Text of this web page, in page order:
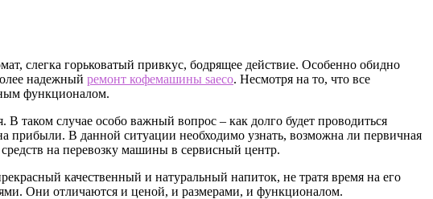
слегка горьковатый привкус, бодрящее действие. Особенно обидно
надежный ремонт кофемашины saeco. Несмотря на то, что все
функционалом.
таком случае особо важный вопрос – как долго будет проводиться
прибыли. В данной ситуации необходимо узнать, возможна ли первичная
на перевозку машины в сервисный центр.
качественный и натуральный напиток, не тратя время на его
Они отличаются и ценой, и размерами, и функционалом.